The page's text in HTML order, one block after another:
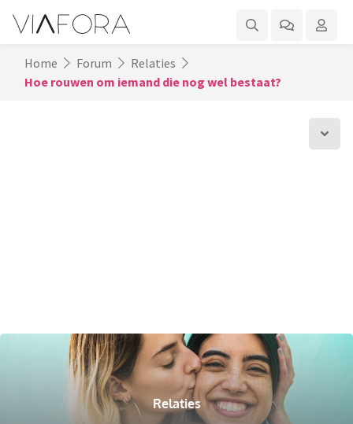
Home Forum
Relaties
Hoe rouwen om iemand die nog wel bestaat?
Relaties